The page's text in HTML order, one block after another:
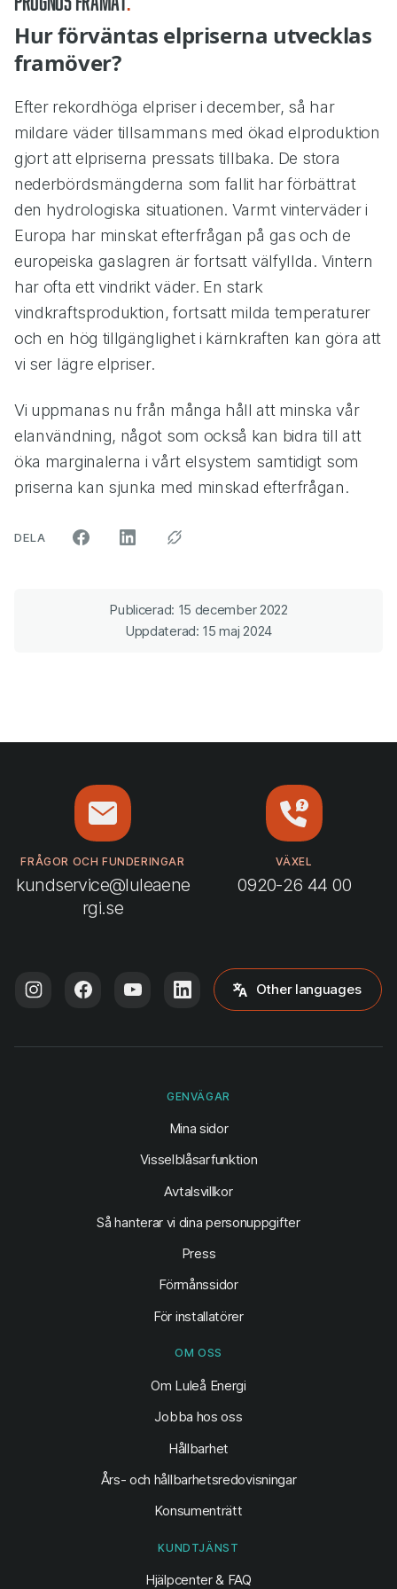
Hur förväntas elpriserna utvecklas
framöver?
Efter rekordhöga elpriser i december, så har
mildare väder tillsammans med ökad elproduktion
gjort att elpriserna pressats tillbaka. De stora
nederbördsmängderna som fallit har förbättrat
den hydrologiska situationen. Varmt vinterväder i
Europa har minskat efterfrågan på gas och de
europeiska gaslagren är fortsatt välfyllda. Vintern
har ofta ett vindrikt väder. En stark
vindkraftsproduktion, fortsatt milda temperaturer
och en hög tillgänglighet i kärnkraften kan göra att
vi ser lägre elpriser.
Vi uppmanas nu från många håll att minska vår
elanvändning, något som också kan bidra till att
öka marginalerna i vårt elsystem samtidigt som
priserna kan sjunka med minskad efterfrågan.
DELA ARTIKELN PÅ SOCIALA MEDIER"
Publicerad: 15 december 2022
Uppdaterad: 15 maj 2024
FRÅGOR OCH FUNDERINGAR
kundservice@luleaene
rgi.se
VÄXEL
0920-26 44 00
Other languages
GENVÄGAR
Mina sidor(öppnas i ny flik)
Visselblåsarfunktion
Avtalsvillkor
Så hanterar vi dina personuppgifter
Press
Förmånssidor
För installatörer
OM OSS
Om Luleå Energi
Jobba hos oss
Hållbarhet
Års- och hållbarhetsredovisningar
Konsumenträtt
KUNDTJÄNST
Hjälpcenter & FAQ